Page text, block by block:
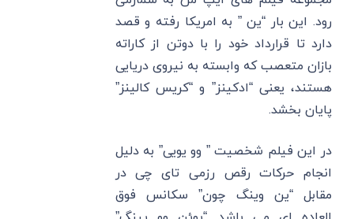
رود. این بار “ین ” به امریکا رفته و قصد
دارد تا قرارداد خود را با دوتن از کاراته
بازان متعصب که وابسته به نیروی دریایی
هستند، یعنی “ادکینز” و “کریس کالینز”
پایان بخشد.
در این فیلم شخصیت ” وو یویی” به دلیل
انجام حرکات رقص رزمی تای چی در
مقابل “ین وینگ چون” سکانس فوق